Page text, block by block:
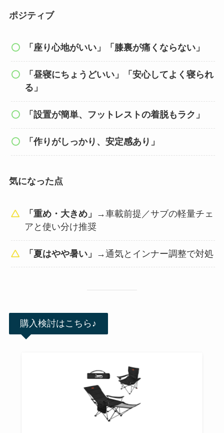
ポジティブ
「座り心地がいい」「膝裏が痛くならない」
「昼寝にちょうどいい」「安心してよく寝られ
る」
「設置が簡単、フットレストの着脱もラク」
「作りがしっかり、安定感あり」
気になった点
「重め・大きめ」
→車載前提／サブの軽量チェ
アと使い分け推奨
「夏はやや暑い」 →通気とインナー調整で対処
購入検討はこちら♪